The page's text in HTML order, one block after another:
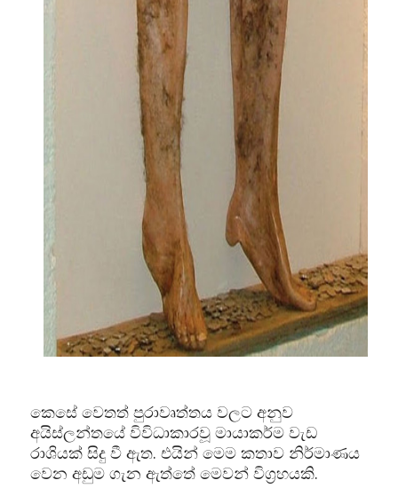
කෙසේ වෙතත් පුරාවෘත්තය වලට අනුව
අයිස්ලන්තයේ විවිධාකාරවූ මායාකර්ම වැඩ
රාශියක් සිදු වී ඇත. එයින් මෙම කතාව නිර්මාණය
වෙන අඩුම ගැන ඇත්තේ මෙවන් විග්‍රහයකි.